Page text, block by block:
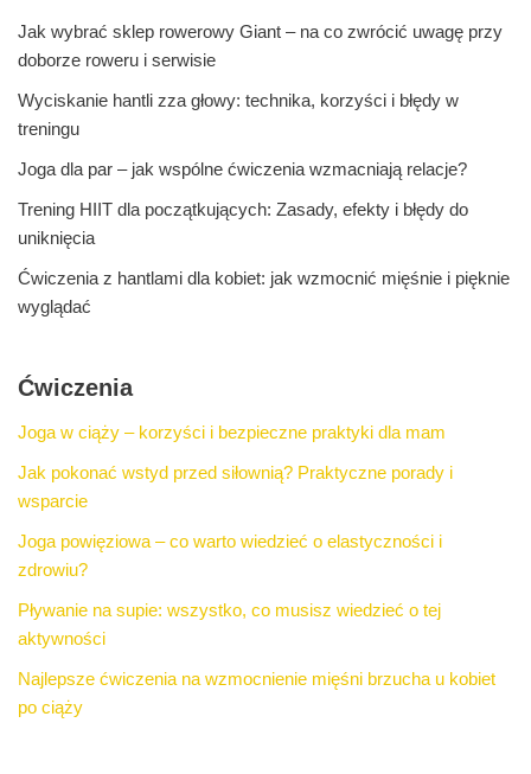
Jak wybrać sklep rowerowy Giant – na co zwrócić uwagę przy
doborze roweru i serwisie
Wyciskanie hantli zza głowy: technika, korzyści i błędy w
treningu
Joga dla par – jak wspólne ćwiczenia wzmacniają relacje?
Trening HIIT dla początkujących: Zasady, efekty i błędy do
uniknięcia
Ćwiczenia z hantlami dla kobiet: jak wzmocnić mięśnie i pięknie
wyglądać
Ćwiczenia
Joga w ciąży – korzyści i bezpieczne praktyki dla mam
Jak pokonać wstyd przed siłownią? Praktyczne porady i
wsparcie
Joga powięziowa – co warto wiedzieć o elastyczności i
zdrowiu?
Pływanie na supie: wszystko, co musisz wiedzieć o tej
aktywności
Najlepsze ćwiczenia na wzmocnienie mięśni brzucha u kobiet
po ciąży